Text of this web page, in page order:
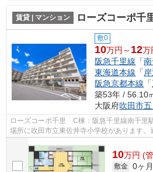
賃貸 | マンション ローズコーポ
敷0
10万円～ 12万
阪急千里線 「
東海道本線 「
阪急京都本線 「
築53年 / 56.10
大阪府吹田市
ローズコーポ千里 C棟：阪急千里線南千里
場所に吹田市立東佐井寺小学校があります
10万円 (
敷金 0ヶ月